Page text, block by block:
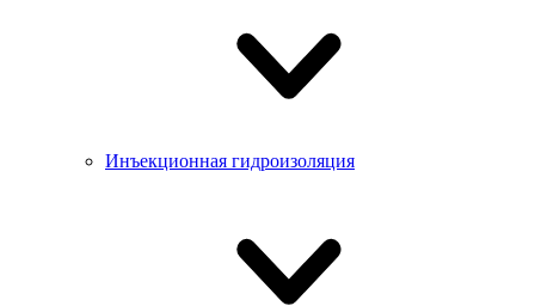
Инъекционная гидроизоляция